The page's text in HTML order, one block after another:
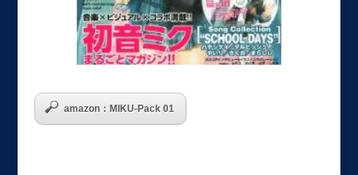
amazon：MIKU-Pack 01